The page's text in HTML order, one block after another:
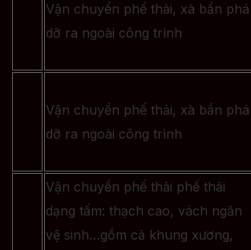
Vận chuyển phế thải, xà bần phá
dỡ ra ngoài công trình
Vận chuyển phế thải, xà bần phá
dỡ ra ngoài công trình
Vận chuyển phế thải phế thải
dạng tấm: thạch cao, vách ngăn
vệ sinh…gồm cả khung xương,